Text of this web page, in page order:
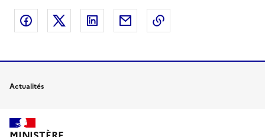
Partager sur Facebook
Partager sur XPartager sur LinkedIn
Partager par email
Actualités